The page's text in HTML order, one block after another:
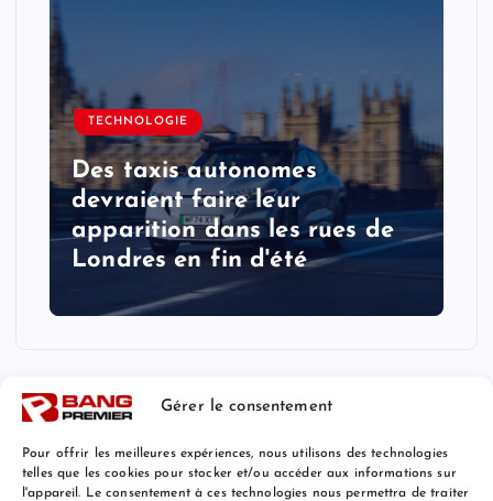
Gérer le consentement
Pour offrir les meilleures expériences, nous utilisons des technologies
telles que les cookies pour stocker et/ou accéder aux informations sur
l'appareil. Le consentement à ces technologies nous permettra de traiter
TECHNOLOGIE
Des taxis autonomes
devraient faire leur
apparition dans les rues de
Londres en fin d'été
Mentions Légales